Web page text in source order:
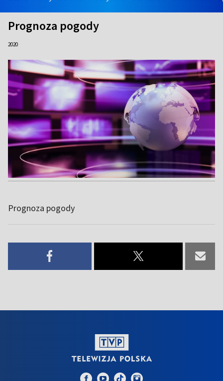
Prognoza pogody
2020
Prognoza pogody